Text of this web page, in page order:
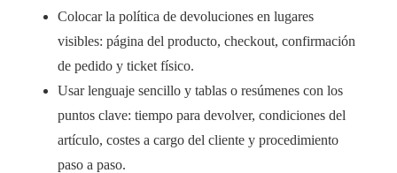
Colocar la política de devoluciones en lugares
visibles: página del producto, checkout, confirmación
de pedido y ticket físico.
Usar lenguaje sencillo y tablas o resúmenes con los
puntos clave: tiempo para devolver, condiciones del
artículo, costes a cargo del cliente y procedimiento
paso a paso.